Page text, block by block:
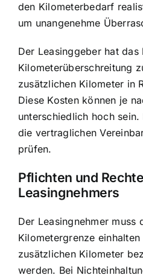
den Kilometerbedarf
um unangenehme
Der Leasinggeber hat das
Kilometerüberschreitung
zusätzlichen Kilometer in
Diese Kosten können je
unterschiedlich hoch
die vertraglichen
prüfen.
Pflichten und
Leasingnehmers
Der Leasingnehmer muss
Kilometergrenze
zusätzlichen Kilometer
werden. Bei